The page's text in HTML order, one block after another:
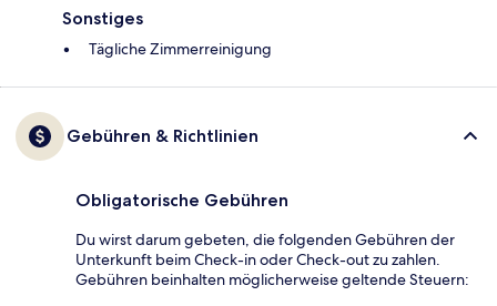
Sonstiges
Tägliche Zimmerreinigung
Gebühren & Richtlinien
Obligatorische Gebühren
Du wirst darum gebeten, die folgenden Gebühren der
Unterkunft beim Check-in oder Check-out zu zahlen.
Gebühren beinhalten möglicherweise geltende Steuern: